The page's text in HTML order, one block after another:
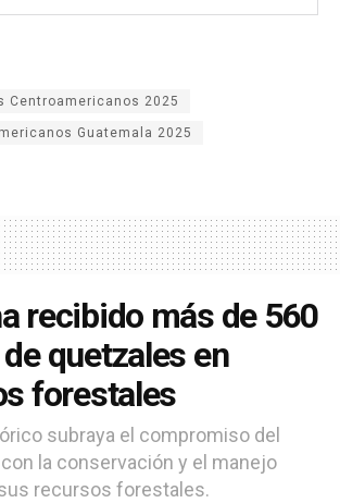
Centroamericanos 2025
Guatemala 2025
recibido más de 560
quetzales en
forestales
subraya el compromiso del
la conservación y el manejo
recursos forestales.